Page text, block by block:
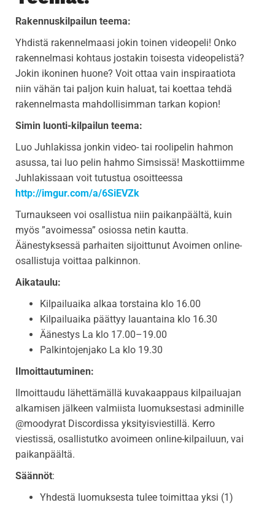
Rakennuskilpailun teema:
Yhdistä rakennelmaasi jokin toinen videopeli! Onko
rakennelmasi kohtaus jostakin toisesta videopelistä?
Jokin ikoninen huone? Voit ottaa vain inspiraatiota
niin vähän tai paljon kuin haluat, tai koettaa tehdä
rakennelmasta mahdollisimman tarkan kopion!
Simin luonti-kilpailun teema:
Luo Juhlakissa jonkin video- tai roolipelin hahmon
asussa, tai luo pelin hahmo Simsissä! Maskottiimme
Juhlakissaan voit tutustua osoitteessa
http://imgur.com/a/6SiEVZk
Turnaukseen voi osallistua niin paikanpäältä, kuin
myös ”avoimessa” osiossa netin kautta.
Äänestyksessä parhaiten sijoittunut Avoimen online-
osallistuja voittaa palkinnon.
Aikataulu:
Kilpailuaika alkaa torstaina klo 16.00
Kilpailuaika päättyy lauantaina klo 16.30
Äänestys La klo 17.00–19.00
Palkintojenjako La klo 19.30
Ilmoittautuminen:
Ilmoittaudu lähettämällä kuvakaappaus kilpailuajan
alkamisen jälkeen valmiista luomuksestasi adminille
@moodyrat Discordissa yksityisviestillä. Kerro
viestissä, osallistutko avoimeen online-kilpailuun, vai
paikanpäältä.
Säännöt:
Yhdestä luomuksesta tulee toimittaa yksi (1)